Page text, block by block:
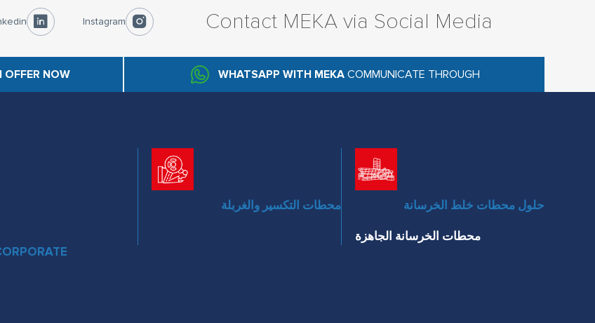
Contact MEKA via Social Media
Instagram
OFFER NOW WHATSAPP WITH MEKA COMMUNICATE THROUGH
حلول محطات خلط الخرسانة
محطات الخرسانة الجاهزة
محطات التكسير والغربلة